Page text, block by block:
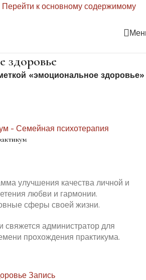
Перейти к основному содержимому
здоровье
«эмоциональное здоровье»
улучшения качества личной и
любви и гармонии.
сферы своей жизни.
свяжется администратор для
прохождения практикума.